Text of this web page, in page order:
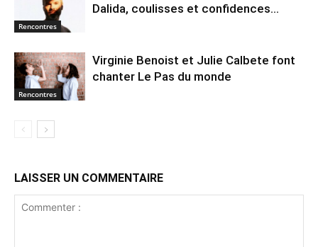
Rencontres
Dalida, coulisses et confidences…
Rencontres
Virginie Benoist et Julie Calbete font
chanter Le Pas du monde
LAISSER UN COMMENTAIRE